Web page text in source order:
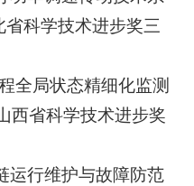
科学技术进步奖三
全局状态精细化监测
西省科学技术进步奖
运行维护与故障防范